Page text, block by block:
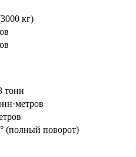
кг)
тонн
(полный поворот)